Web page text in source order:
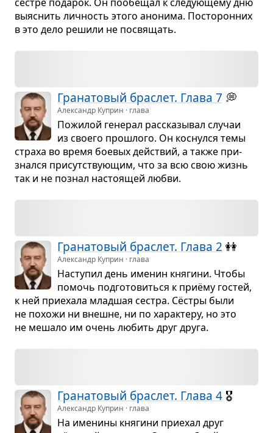
выяс­нить лич­ность этого ано­нима. Посто­рон­них
в это дело решили не посвя­щать.
Гра­на­то­вый брас­лет. Глава 7 💭
Александр Куприн · глава
Пожи­лой гене­рал рас­ска­зы­вал слу­чаи
из сво­его про­шлого. Он кос­нулся темы
страха во время бое­вых действий, а также при­
знался при­сут­ству­ю­щим, что за всю свою жизнь
так и не познал насто­я­щей любви.
Гра­на­то­вый брас­лет. Глава 2 👭
Александр Куприн · глава
Насту­пил день име­нин кня­гини. Чтобы
помочь под­го­то­виться к приёму гостей,
к ней при­е­хала млад­шая сестра. Сёстры были
не похожи ни внешне, ни по харак­теру, но это
не мешало им очень любить друг друга.
Гра­на­то­вый брас­лет. Глава 4 🎖️
Александр Куприн · глава
На име­нины кня­гини при­е­хал друг